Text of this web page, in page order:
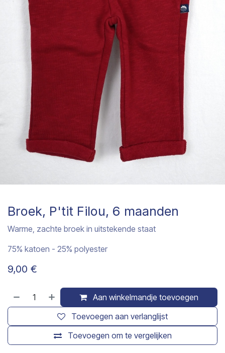
Broek, P'tit Filou, 6 maanden
Warme, zachte broek in uitstekende staat
75% katoen - 25% polyester
9,00 €
Aan winkelmandje toevoegen
Toevoegen om te vergelijken
Toevoegen aan verlanglijst